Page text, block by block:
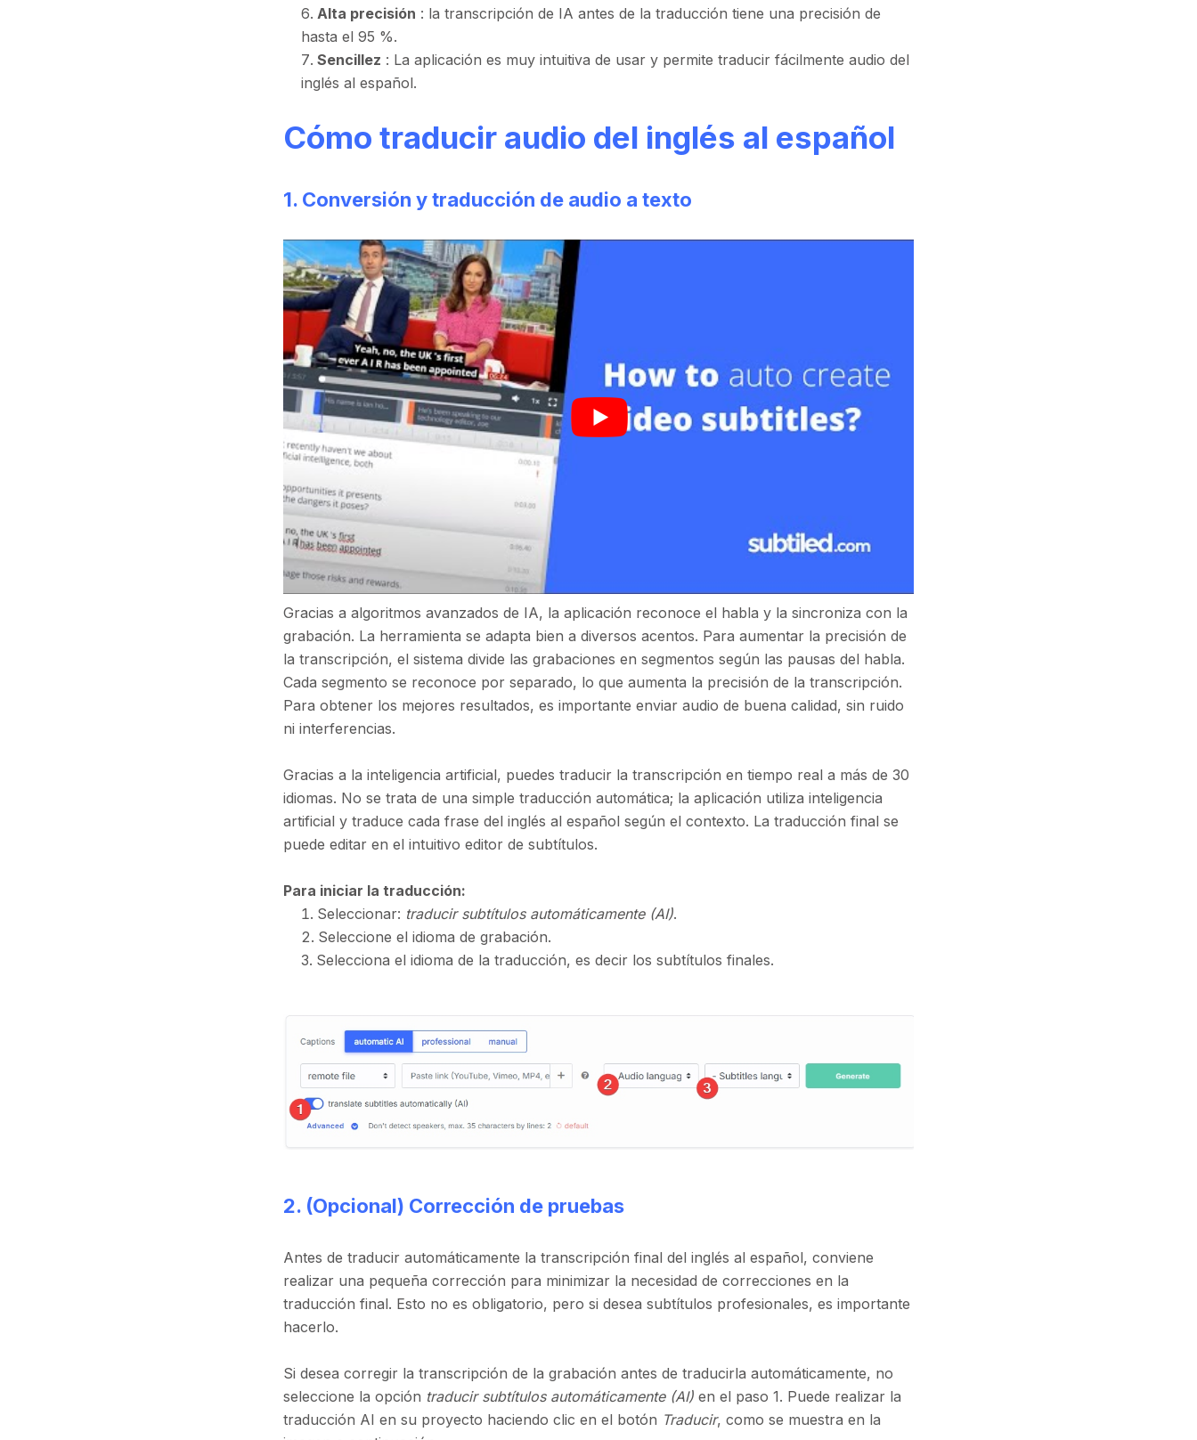
Alta precisión : la transcripción de IA antes de la traducción tiene una precisión de
hasta el 95 %.
Sencillez : La aplicación es muy intuitiva de usar y permite traducir fácilmente audio del
inglés al español.
Cómo traducir audio del inglés al español
1. Conversión y traducción de audio a texto
Gracias a algoritmos avanzados de IA, la aplicación reconoce el habla y la sincroniza con la
grabación. La herramienta se adapta bien a diversos acentos. Para aumentar la precisión de
la transcripción, el sistema divide las grabaciones en segmentos según las pausas del habla.
Cada segmento se reconoce por separado, lo que aumenta la precisión de la transcripción.
Para obtener los mejores resultados, es importante enviar audio de buena calidad, sin ruido
ni interferencias.
Gracias a la inteligencia artificial, puedes traducir la transcripción en tiempo real a más de 30
idiomas. No se trata de una simple traducción automática; la aplicación utiliza inteligencia
artificial y traduce cada frase del inglés al español según el contexto. La traducción final se
puede editar en el intuitivo editor de subtítulos.
Para iniciar la traducción:
Seleccionar: traducir subtítulos automáticamente (AI).
Seleccione el idioma de grabación.
Selecciona el idioma de la traducción, es decir los subtítulos finales.
2. (Opcional) Corrección de pruebas
Antes de traducir automáticamente la transcripción final del inglés al español, conviene
realizar una pequeña corrección para minimizar la necesidad de correcciones en la
traducción final. Esto no es obligatorio, pero si desea subtítulos profesionales, es importante
hacerlo.
Si desea corregir la transcripción de la grabación antes de traducirla automáticamente, no
seleccione la opción traducir subtítulos automáticamente (AI) en el paso 1. Puede realizar la
traducción AI en su proyecto haciendo clic en el botón Traducir, como se muestra en la